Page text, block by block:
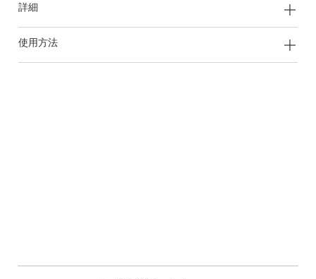
詳細
使用方法